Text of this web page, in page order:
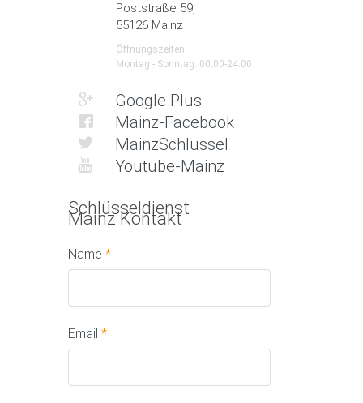
Poststraße 59,
55126 Mainz
Öffnungszeiten:
Montag - Sonntag: 00:00-24:00
Google Plus
Mainz-Facebook
MainzSchlussel
Youtube-Mainz
Schlüsseldienst
Mainz Kontakt
Name *
Email *